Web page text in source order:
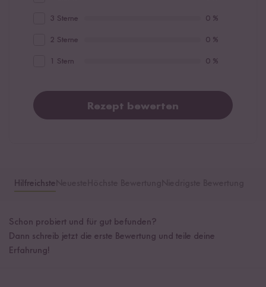
3 Sterne 0 %
2 Sterne 0 %
1 Stern 0 %
Rezept bewerten
Hilfreichste
Schon probiert und für gut befunden?
Dann schreib jetzt die erste Bewertung und teile deine
Erfahrung!